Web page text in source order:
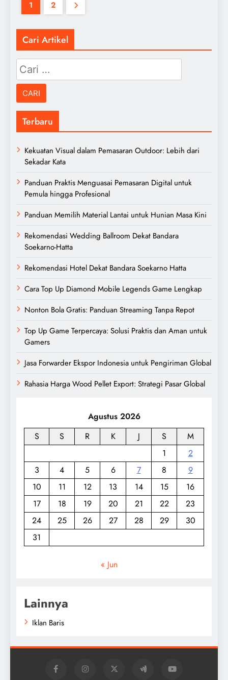
1 2
Cari Artikel
Cari
untuk:
Terbaru
Kekuatan Visual dalam Pemasaran Outdoor: Lebih dari
Sekadar Kata
Panduan Praktis Menguasai Pemasaran Digital untuk
Pemula hingga Profesional
Panduan Memilih Material Lantai untuk Hunian Masa Kini
Rekomendasi Wedding Ballroom Dekat Bandara
Soekarno-Hatta
Rekomendasi Hotel Dekat Bandara Soekarno Hatta
Cara Top Up Diamond Mobile Legends Game Lengkap
Nonton Bola Gratis: Panduan Streaming Tanpa Repot
Top Up Game Terpercaya: Solusi Praktis dan Aman untuk
Gamers
Jasa Forwarder Ekspor Indonesia untuk Pengiriman Global
Rahasia Harga Wood Pellet Export: Strategi Pasar Global
Agustus 2026
S
S R K J S
M
1
2
3
4 5 6 7 8
9
10
11 12 13 14 15
16
17
18 19 20 21 22
23
24
25 26 27 28 29
30
31
« Jun
Lainnya
Iklan Baris